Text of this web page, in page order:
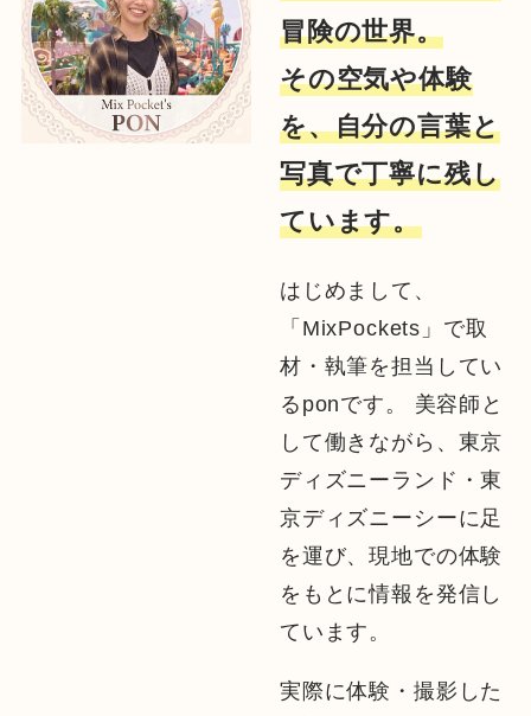
冒険の世界。
その空気や体験
を、自分の言葉と
写真で丁寧に残し
ています。
はじめまして、
「MixPockets」で取
材・執筆を担当してい
るponです。 美容師と
して働きながら、東京
ディズニーランド・東
京ディズニーシーに足
を運び、現地での体験
をもとに情報を発信し
ています。
実際に体験・撮影した